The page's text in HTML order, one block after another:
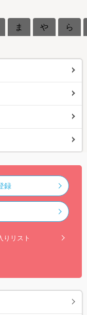
ま や ら
録
りリスト